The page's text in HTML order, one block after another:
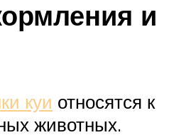
и
куи относятся к
животных.